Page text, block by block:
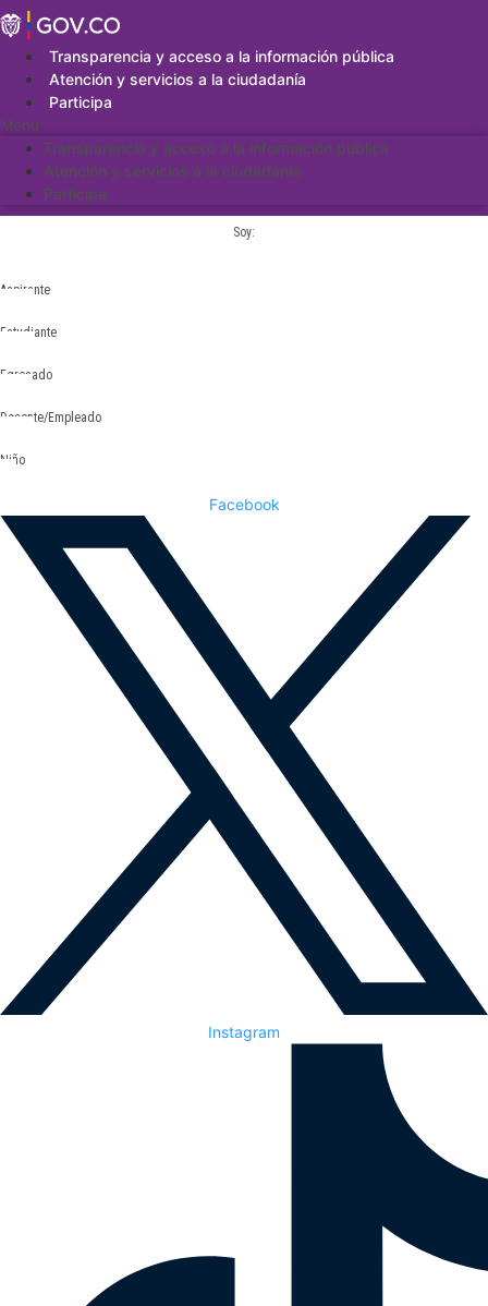
Saltar
al
contenidoTransparencia y acceso a la información pública
Atención y servicios a la ciudadanía
Participa
Menu
Transparencia y acceso a la información pública
Atención y servicios a la ciudadanía
Participa
Soy:
Aspirante
Estudiante
Egresado
Docente/Empleado
Niño
Facebook
Instagram